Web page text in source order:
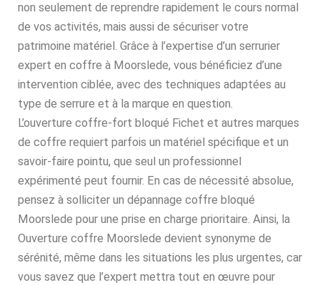
non seulement de reprendre rapidement le cours normal
de vos activités, mais aussi de sécuriser votre
patrimoine matériel. Grâce à l’expertise d’un serrurier
expert en coffre à Moorslede, vous bénéficiez d’une
intervention ciblée, avec des techniques adaptées au
type de serrure et à la marque en question.
L’ouverture coffre-fort bloqué Fichet et autres marques
de coffre requiert parfois un matériel spécifique et un
savoir-faire pointu, que seul un professionnel
expérimenté peut fournir. En cas de nécessité absolue,
pensez à solliciter un dépannage coffre bloqué
Moorslede pour une prise en charge prioritaire. Ainsi, la
Ouverture coffre Moorslede devient synonyme de
sérénité, même dans les situations les plus urgentes, car
vous savez que l’expert mettra tout en œuvre pour